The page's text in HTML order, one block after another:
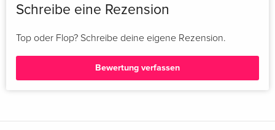
Schreibe eine Rezension
Top oder Flop? Schreibe deine eigene Rezension.
Bewertung verfassen